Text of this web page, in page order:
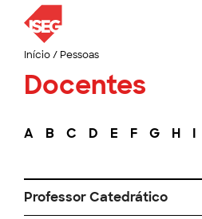
Início/ Pessoas
Docentes
A B C D E F G H I
Professor Catedrático